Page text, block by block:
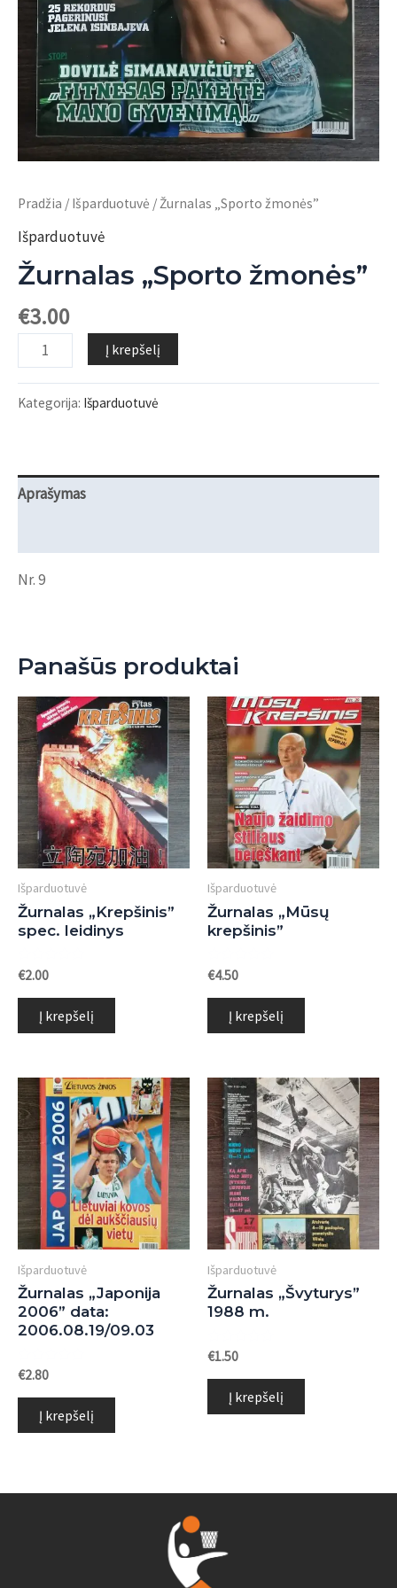
Pradžia / Išparduotuvė / Žurnalas „Sporto žmonės”
Išparduotuvė
Žurnalas „Sporto žmonės”
€3.00
produkto
kiekis:
"Sporto
Į krepšelį
Kategorija: Išparduotuvė
Aprašymas
Nr. 9
Panašūs produktai
Išparduotuvė
Žurnalas „Krepšinis”
spec. leidinys
Įvertinimas:
iš
€2.00
Į krepšelį
Išparduotuvė
Žurnalas „Mūsų
krepšinis”
Įvertinimas:
iš
€4.50
Į krepšelį
Išparduotuvė
Žurnalas „Japonija
2006” data:
2006.08.19/09.03
Įvertinimas:
iš
€2.80
Į krepšelį
Išparduotuvė
Žurnalas „Švyturys”
1988 m.
Įvertinimas:
iš
€1.50
Į krepšelį